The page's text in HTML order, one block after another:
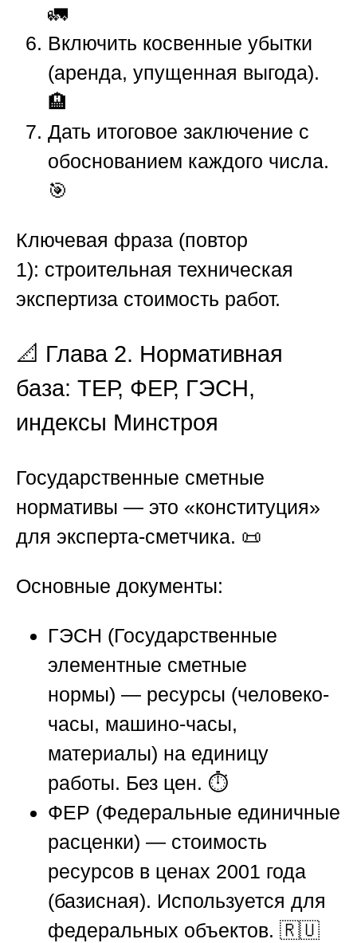
🚛
Включить косвенные убытки
(аренда, упущенная выгода).
🏨
Дать итоговое заключение с
обоснованием каждого числа.
🎯
Ключевая фраза (повтор
1): строительная техническая
экспертиза стоимость работ.
📐 Глава 2. Нормативная
база: ТЕР, ФЕР, ГЭСН,
индексы Минстроя
Государственные сметные
нормативы — это «конституция»
для эксперта-сметчика. 📜
Основные документы:
ГЭСН (Государственные
элементные сметные
нормы) — ресурсы (человеко-
часы, машино-часы,
материалы) на единицу
работы. Без цен. ⏱️
ФЕР (Федеральные единичные
расценки) — стоимость
ресурсов в ценах 2001 года
(базисная). Используется для
федеральных объектов. 🇷🇺